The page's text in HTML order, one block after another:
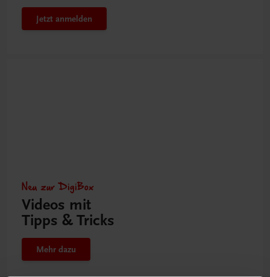
Jetzt anmelden
Neu zur DigiBox
Videos mit
Tipps & Tricks
Mehr dazu